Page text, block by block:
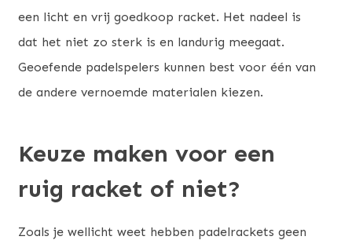
een licht en vrij goedkoop racket. Het nadeel is
dat het niet zo sterk is en landurig meegaat.
Geoefende padelspelers kunnen best voor één van
de andere vernoemde materialen kiezen.
Keuze maken voor een
ruig racket of niet?
Zoals je wellicht weet hebben padelrackets geen